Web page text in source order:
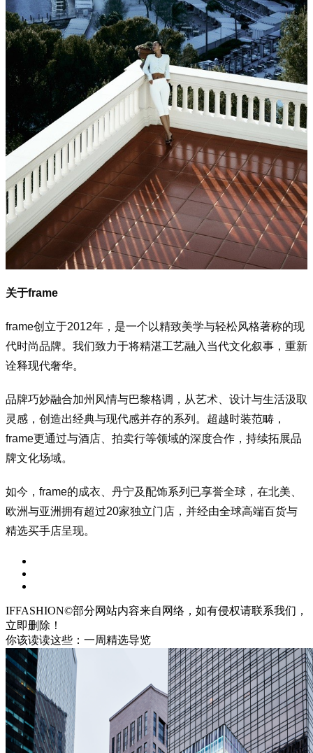
关于frame
frame创立于2012年，是一个以精致美学与轻松风格著称的现
代时尚品牌。我们致力于将精湛工艺融入当代文化叙事，重新
诠释现代奢华。
品牌巧妙融合加州风情与巴黎格调，从艺术、设计与生活汲取
灵感，创造出经典与现代感并存的系列。超越时装范畴，
frame更通过与酒店、拍卖行等领域的深度合作，持续拓展品
牌文化场域。
如今，frame的成衣、丹宁及配饰系列已享誉全球，在北美、
欧洲与亚洲拥有超过20家独立门店，并经由全球高端百货与
精选买手店呈现。
IFFASHION©部分网站内容来自网络，如有侵权请联系我们，
立即删除！
你该读读这些：一周精选导览